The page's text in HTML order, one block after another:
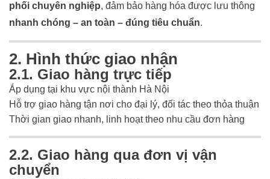
phối chuyên nghiệp, đảm bảo hàng hóa được lưu thông
nhanh chóng – an toàn – đúng tiêu chuẩn.
2. Hình thức giao nhận
2.1. Giao hàng trực tiếp
Áp dụng tại khu vực nội thành Hà Nội
Hỗ trợ giao hàng tận nơi cho đại lý, đối tác theo thỏa thuận
Thời gian giao nhanh, linh hoạt theo nhu cầu đơn hàng
2.2. Giao hàng qua đơn vị vận
chuyển